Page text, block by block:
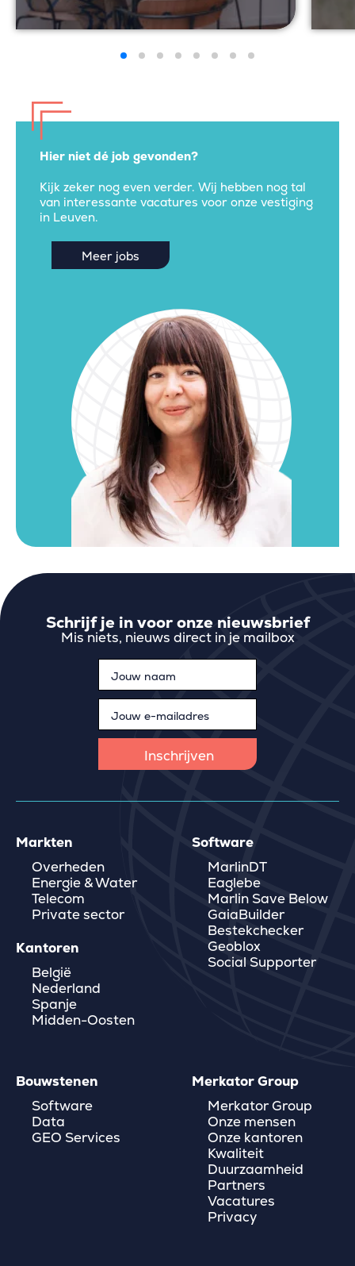
Hier niet dé job gevonden?
Kijk zeker nog even verder. Wij hebben nog tal
van interessante vacatures voor onze vestiging
in Leuven.
Meer jobs
Schrijf je in voor onze nieuwsbrief
Mis niets, nieuws direct in je mailbox
Markten
Overheden
Energie & Water
Telecom
Private sector
Kantoren
België
Nederland
Spanje
Midden-Oosten
Software
MarlinDT
Eaglebe
Marlin Save Below
GaiaBuilder
Bestekchecker
Geoblox
Social Supporter
Bouwstenen
Software
Data
GEO Services
Merkator Group
Merkator Group
Onze mensen
Onze kantoren
Kwaliteit
Duurzaamheid
Partners
Vacatures
Privacy